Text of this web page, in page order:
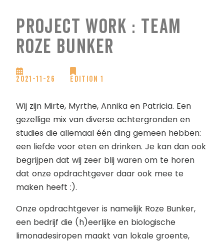
Project Work : Team
Roze Bunker
2021-11-26 Edition 1
Wij zijn Mirte, Myrthe, Annika en Patricia. Een
gezellige mix van diverse achtergronden en
studies die allemaal één ding gemeen hebben:
een liefde voor eten en drinken. Je kan dan ook
begrijpen dat wij zeer blij waren om te horen
dat onze opdrachtgever daar ook mee te
maken heeft :).
Onze opdrachtgever is namelijk Roze Bunker,
een bedrijf die (h)eerlijke en biologische
limonadesiropen maakt van lokale groente,